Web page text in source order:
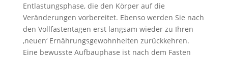
Entlastungsphase, die den Körper auf die
Veränderungen vorbereitet. Ebenso werden Sie nach
den Vollfastentagen erst langsam wieder zu Ihren
‚neuen‘ Ernährungsgewohnheiten zurückkehren.
Eine bewusste Aufbauphase ist nach dem Fasten